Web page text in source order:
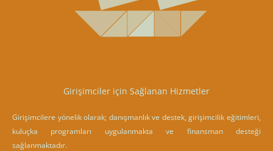
Girişimciler için Sağlanan Hizmetler
Girişimcilere yönelik olarak; danışmanlık ve destek, girişimcilik eğitimleri,
kuluçka programları uygulanmakta ve finansman desteği
sağlanmaktadır.